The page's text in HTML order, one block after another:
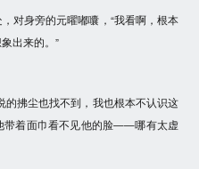
身旁的元曜嘟囔，“我看啊，根本
出来的。”
拂尘也找不到，我也根本不认识这
带着面巾看不见他的脸——哪有太虚